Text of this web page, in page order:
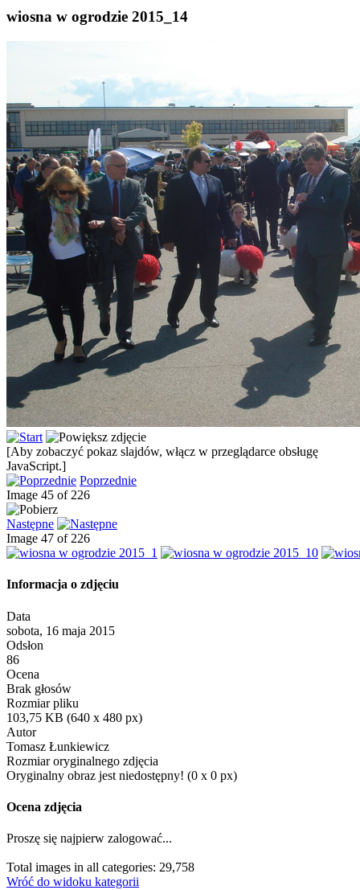
wiosna w ogrodzie 2015_14
[Aby zobaczyć pokaz slajdów, włącz w przeglądarce obsługę
JavaScript.]
Poprzednie
Image 45 of 226
Następne
Image 47 of 226
Informacja o zdjęciu
Data
sobota, 16 maja 2015
Odsłon
86
Ocena
Brak głosów
Rozmiar pliku
103,75 KB (640 x 480 px)
Autor
Tomasz Łunkiewicz
Rozmiar oryginalnego zdjęcia
Oryginalny obraz jest niedostępny! (0 x 0 px)
Ocena zdjęcia
Proszę się najpierw zalogować...
Total images in all categories: 29,758
Wróć do widoku kategorii